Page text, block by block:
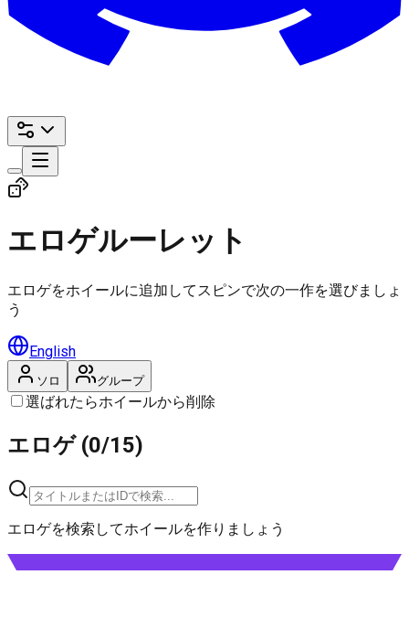
エロゲルーレット
エロゲをホイールに追加してスピンで次の一作を選びましょ
う
English
ソロ グループ
選ばれたらホイールから削除
エロゲ (0/15)
エロゲを検索してホイールを作りましょう